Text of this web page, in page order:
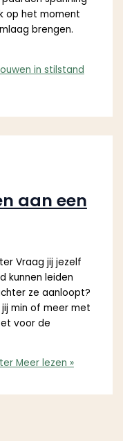
op het moment
brengen.
in stilstand
aan een
Vraag jij jezelf
kunnen leiden
ze aanloopt?
jij min of meer met
voor de
Meer lezen »